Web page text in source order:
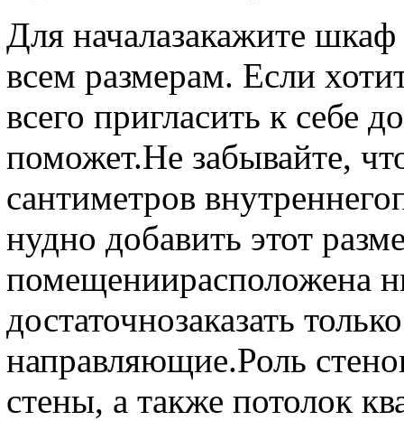
Для началазакажите
всем размерам. Если
всего пригласить к себе
поможет.Не забывайте,
сантиметров
нудно добавить этот
помещениирасположена
достаточнозаказать
направляющие.Роль
стены, а также потолок